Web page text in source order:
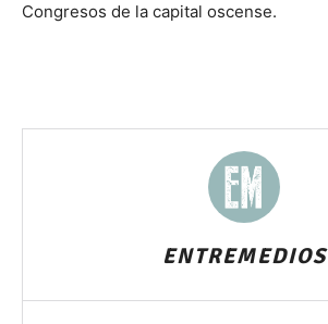
Congresos de la capital oscense.
ENTREMEDIOS